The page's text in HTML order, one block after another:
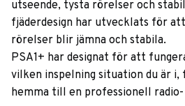
utseende, tysta rörelser och
fjäderdesign har utvecklats för
rörelser blir jämna och stabila.
PSA1+ har designat för att
vilken inspelning situation du är i,
hemma till en professionell